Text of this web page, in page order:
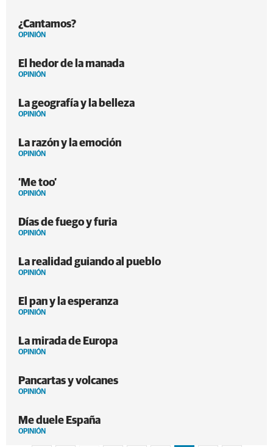
¿Cantamos?
OPINIÓN
El hedor de la manada
OPINIÓN
La geografía y la belleza
OPINIÓN
La razón y la emoción
OPINIÓN
‘Me too’
OPINIÓN
Días de fuego y furia
OPINIÓN
La realidad guiando al pueblo
OPINIÓN
El pan y la esperanza
OPINIÓN
La mirada de Europa
OPINIÓN
Pancartas y volcanes
OPINIÓN
Me duele España
OPINIÓN